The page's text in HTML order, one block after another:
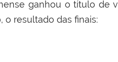
ganhou o título de
o resultado das finais: